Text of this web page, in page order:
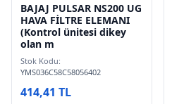
BAJAJ PULSAR NS200 UG
HAVA FİLTRE ELEMANI
(Kontrol ünitesi dikey
olan m
Stok Kodu:
YMS036C58C58056402
414,41 TL